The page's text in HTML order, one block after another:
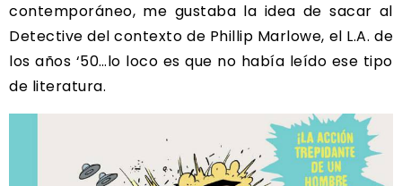
contemporáneo, me gustaba la idea de sacar al
Detective del contexto de Phillip Marlowe, el L.A. de
los años ‘50…lo loco es que no había leído ese tipo
de literatura.